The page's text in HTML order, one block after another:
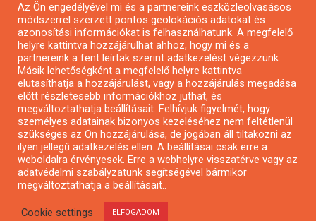
Pályázatok magánszemélyeknek
Pályázatok civil szervezeteknek
Pályázatok vállalkozásoknak
Önkormányzati pályázatok
Mezőgazdasági pályázatok
Falusi turizmus pályázatok
Napelem pályázatok
GINOP pályázatok
Az Ön engedélyével mi és a partnereink eszközleolvasásos
módszerrel szerzett pontos geolokációs adatokat és
azonosítási információkat is felhasználhatunk. A megfelelő
helyre kattintva hozzájárulhat ahhoz, hogy mi és a
partnereink a fent leírtak szerint adatkezelést végezzünk.
Másik lehetőségként a megfelelő helyre kattintva
elutasíthatja a hozzájárulást, vagy a hozzájárulás megadása
előtt részletesebb információkhoz juthat, és
megváltoztathatja beállításait. Felhívjuk figyelmét, hogy
személyes adatainak bizonyos kezeléséhez nem feltétlenül
szükséges az Ön hozzájárulása, de jogában áll tiltakozni az
ilyen jellegű adatkezelés ellen. A beállításai csak erre a
weboldalra érvényesek. Erre a webhelyre visszatérve vagy az
adatvédelmi szabályzatunk segítségével bármikor
megváltoztathatja a beállításait..
Cookie settings ELFOGADOM